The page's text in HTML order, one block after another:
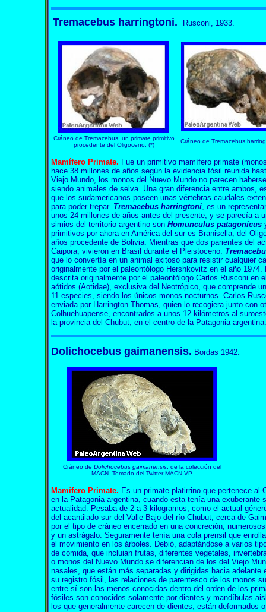
Tremacebus harringtoni. Rusconi, 1933.
Cráneo de Tremacebus, un primate primitivo
procedente del Oligoceno. (*)
Cráneo de Tremacebus
Mamífero Primate. Fue un primitivo mamífero primate
hace 38 millones de años según la evidencia fósil reunida
Viejo Mundo, los monos del Nuevo Mundo no parecen
siendo animales de selva. Una gran diferencia entre ambos,
que los sudamericanos poseen unas vértebras caudales
para poder trepar. Tremacebus harringtoni, es un
unos 24 millones de años antes del presente, y se parecía a
simios del territorio argentino son Homunculus patagonicus
primitivos por ahora en América del sur es Branisella, del
años procedente de Bolivia. Mientras que dos parientes del
Caipora, vivieron en Brasil durante el Pleistoceno.
que lo convertía en un animal exitoso para resistir cualquier
originalmente por el paleontólogo Hershkovitz en el año
descrita originalmente por el paleontólogo Carlos Rusconi en
aótidos (Aotidae), exclusiva del Neotrópico, que comprende
11 especies, siendo los únicos monos nocturnos. Carlos
enviada por Harrington Thomas, quien lo recogiera junto con
Colhuehuapense, encontrados a unos 12 kilómetros al
la provincia del Chubut, en el centro de la Patagonia argentina.
Dolichocebus gaimanensis. Bordas 1942.
Cráneo de Dolichocebus gaimanensis, de la colección del
MACN. Tomado del Twitter MACN.VP
Mamífero Primate. Es un primate platirrino que pertenece
en la Patagonia argentina, cuando esta tenía una exuberante
actualidad. Pesaba de 2 a 3 kilogramos, como el actual
del acantilado sur del Valle Bajo del río Chubut, cerca de
por el tipo de cráneo encerrado en una concreción,
y un astrágalo. Seguramente tenía una cola prensil que
el movimiento en los árboles. Debió, adaptándose a varios
de comida, que incluian frutas, diferentes vegetales,
o monos del Nuevo Mundo se diferencian de los del Viejo
nasales, que están más separadas y dirigidas hacia adelante
su registro fósil, las relaciones de parentesco de los monos
entre sí son las menos conocidas dentro del orden de los
fósiles son conocidos solamente por dientes y mandíbulas
los que generalmente carecen de dientes, están deformados